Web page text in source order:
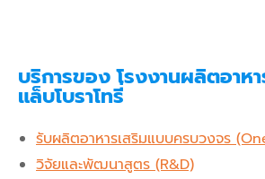
บริการของ โรงงานผลิตอาห
แล็บโบราโทรี่
รับผลิตอาหารเสริมแบบครบวงจร
วิจัยและพัฒนาสูตร (R&D)